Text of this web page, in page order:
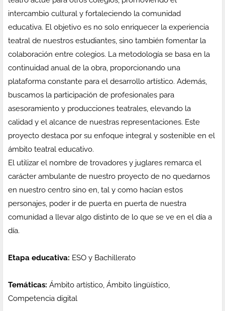
intercambio cultural y fortaleciendo la comunidad
educativa. El objetivo es no solo enriquecer la experiencia
teatral de nuestros estudiantes, sino también fomentar la
colaboración entre colegios. La metodología se basa en la
continuidad anual de la obra, proporcionando una
plataforma constante para el desarrollo artístico. Además,
buscamos la participación de profesionales para
asesoramiento y producciones teatrales, elevando la
calidad y el alcance de nuestras representaciones. Este
proyecto destaca por su enfoque integral y sostenible en el
ámbito teatral educativo.
El utilizar el nombre de trovadores y juglares remarca el
carácter ambulante de nuestro proyecto de no quedarnos
en nuestro centro sino en, tal y como hacían estos
personajes, poder ir de puerta en puerta de nuestra
comunidad a llevar algo distinto de lo que se ve en el día a
día.
Etapa educativa: ESO y Bachillerato
Temáticas: Ámbito artístico, Ámbito lingüístico,
Competencia digital